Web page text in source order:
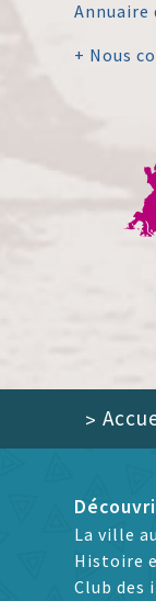
Annuaire
+ Nous
>
La ville
Histoire
Club des